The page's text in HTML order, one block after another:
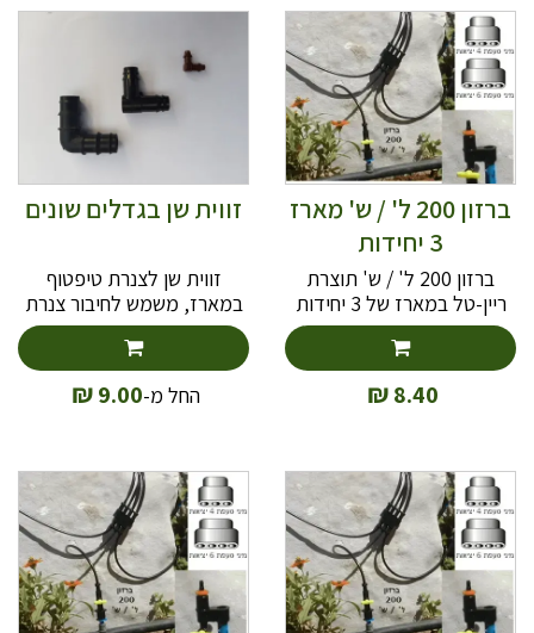
ברזון 200 ל' / ש' מארז
3 יחידות
ברזון 200 ל' / ש' תוצרת
ריין-טל במארז של 3 יחידות
8.40
₪
זווית שן בגדלים שונים
זווית שן לצנרת טיפטוף
במארז, משמש לחיבור צנרת
טפטוף מיועד ללחץ נמוך או
בשימוש עם וסת לחץ.
החל מ-9.00
₪